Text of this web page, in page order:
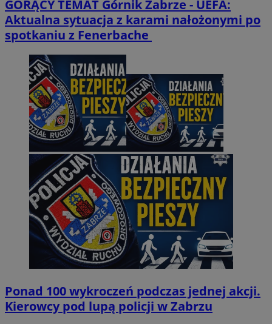
GORĄCY TEMAT Górnik Zabrze - UEFA:
Aktualna sytuacja z karami nałożonymi po
spotkaniu z Fenerbache
Ponad 100 wykroczeń podczas jednej akcji.
Kierowcy pod lupą policji w Zabrzu